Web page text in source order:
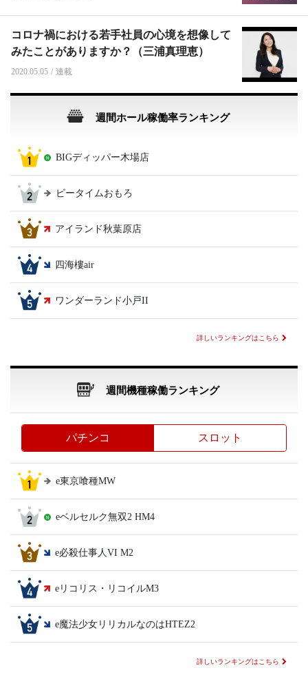
コロナ禍における若手社員の心境を想像して
みたことがありますか？（三浦真理恵）
2020.05.05 / 連載
週間ホール稼働率ランキング
BIGディッパー木場店
ピータイムおもろ
アイランド秋葉原店
四海樓air
ワンダーランド小戸II
詳しいランキングはこちら
週間機種稼働ランキング
パチンコ スロット
e東京喰種MW
eベルセルク無双2 HM4
e必殺仕事人VI M2
eリコリス・リコイルM3
e魔法少女リリカルなのはHTEZ2
詳しいランキングはこちら